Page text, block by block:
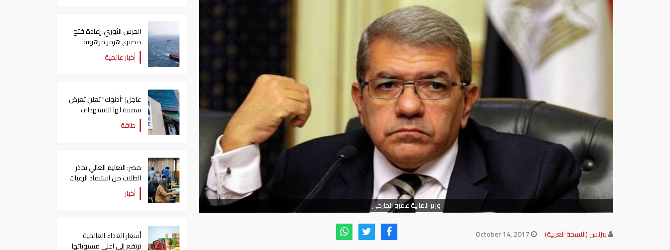
وزير المالية عمرو الجارحي
بيزنس (النسخة العربية)
الحرس الثوري: إعادة فتح
مضيق هرمز مرهونة
بقبول واشنطن الكامل
لشروط طهران
أخبار عالمية
عاجل| "أدنوك" تعلن تعرض
سفينة لها للاستهداف
بصاروخ في مضيق هرمز
طاقة
مصر: التعليم العالي تحذر
الطلاب من استنفاد الرغبات
قبل غلق التسجيل
أخبار
أسعار الغذاء العالمية
ترتفع إلى اعلى مستوياتها